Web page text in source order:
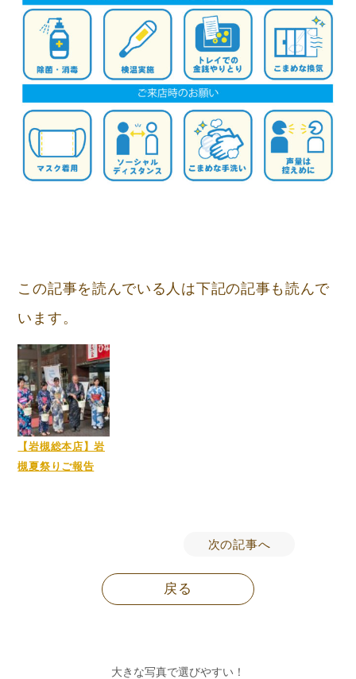
この記事を読んでいる人は下記の記事も読んで
います。
【岩槻総本店】岩
槻夏祭りご報告
次の記事へ
戻る
大きな写真で選びやすい！